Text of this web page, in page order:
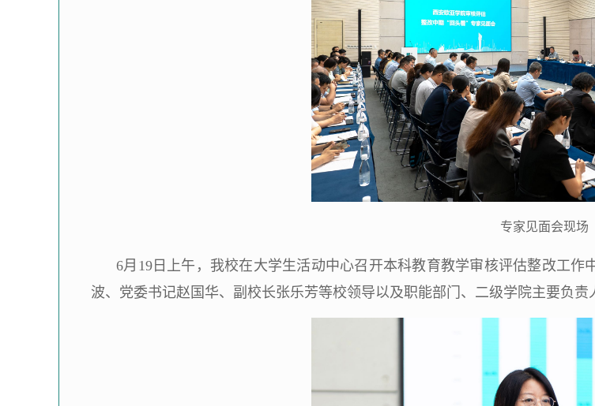
专家见面会现场
6月19日上午，我校在大学生活动中心召开本科教育教学审核评估整改工
波、党委书记赵国华、副校长张乐芳等校领导以及职能部门、二级学院主要负责